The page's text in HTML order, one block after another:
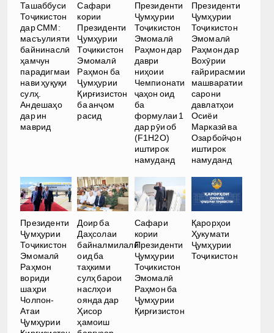
Ташаббуси
Тоҷикистон
дар СММ:
масъулияти
байнинаслӣ
ҳамчун
парадигмаи
нави ҳуқуқи
сулҳ.
Андешаҳо
дар ин
маврид
Сафари
кории
Президенти
Ҷумҳурии
Тоҷикистон
Эмомалӣ
Раҳмон ба
Ҷумҳурии
Қирғизистон
ба анҷом
расид
Президенти
Ҷумҳурии
Тоҷикистон
Эмомалӣ
Раҳмон дар
даври
ниҳоии
Чемпионати
ҷаҳон оид
ба
формулаи 1
дар рӯи об
(F1H2O)
иштирок
намуданд
Президенти
Ҷумҳурии
Тоҷикистон
Эмомалӣ
Раҳмон дар
Вохӯрии
ғайрирасмии
машваратии
сарони
давлатҳои
Осиёи
Марказӣ ва
Озарбойҷон
иштирок
намуданд
Президенти
Ҷумҳурии
Тоҷикистон
Эмомалӣ
Раҳмон
вориди
шаҳри
Чолпон-
Атаи
Ҷумҳурии
Доир ба
Даҳсолаи
байналмилалӣ
оид ба
таҳкими
сулҳ барои
наслҳои
оянда дар
Ҳисор
ҳамоиш
Сафари
кории
Президенти
Ҷумҳурии
Тоҷикистон
Эмомалӣ
Раҳмон ба
Ҷумҳурии
Қирғизистон
Қарорҳои
Ҳукумати
Ҷумҳурии
Тоҷикистон